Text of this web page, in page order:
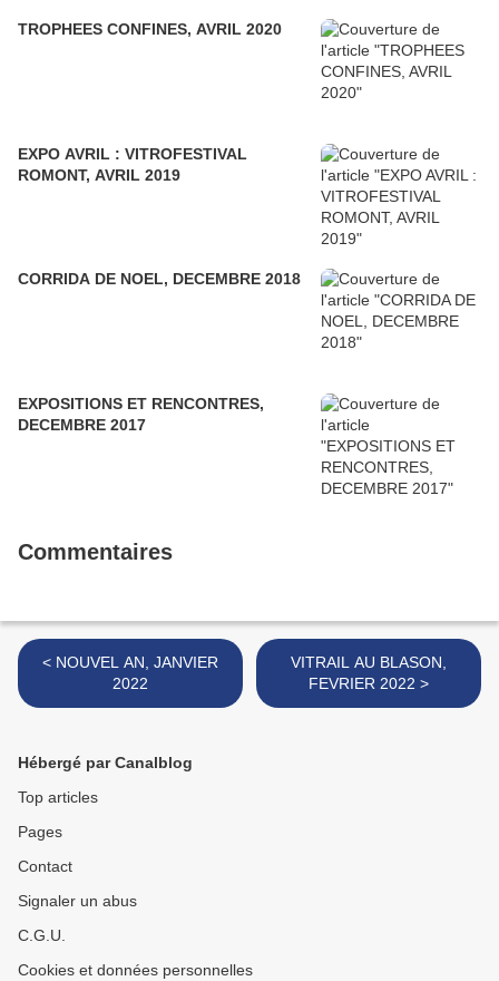
TROPHEES CONFINES, AVRIL 2020
EXPO AVRIL : VITROFESTIVAL
ROMONT, AVRIL 2019
CORRIDA DE NOEL, DECEMBRE 2018
EXPOSITIONS ET RENCONTRES,
DECEMBRE 2017
Commentaires
< NOUVEL AN, JANVIER
2022
VITRAIL AU BLASON,
FEVRIER 2022 >
Hébergé par Canalblog
Top articles
Pages
Contact
Signaler un abus
C.G.U.
Cookies et données personnelles